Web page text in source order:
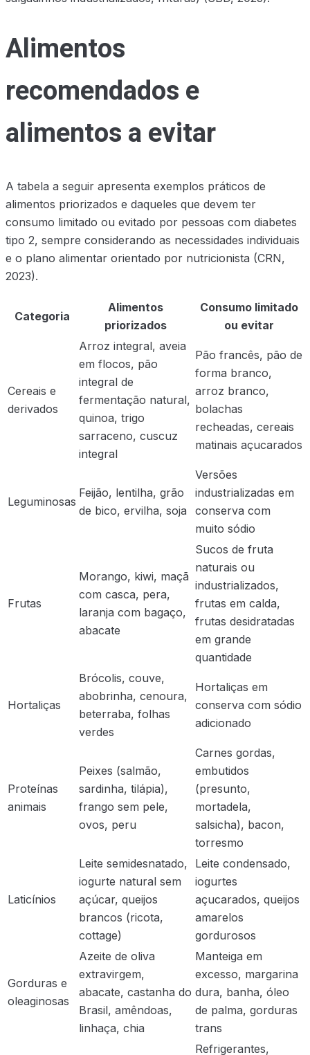
Alimentos
recomendados e
alimentos a evitar
A tabela a seguir apresenta exemplos práticos de
alimentos priorizados e daqueles que devem ter
consumo limitado ou evitado por pessoas com diabetes
tipo 2, sempre considerando as necessidades individuais
e o plano alimentar orientado por nutricionista (CRN,
2023).
Categoria
Alimentos
priorizados
Consumo limitado
ou evitar
Cereais e
derivados
Arroz integral, aveia
em flocos, pão
integral de
fermentação natural,
quinoa, trigo
sarraceno, cuscuz
integral
Pão francês, pão de
forma branco,
arroz branco,
bolachas
recheadas, cereais
matinais açucarados
Leguminosas
Feijão, lentilha, grão
de bico, ervilha, soja
Versões
industrializadas em
conserva com
muito sódio
Frutas
Morango, kiwi, maçã
com casca, pera,
laranja com bagaço,
abacate
Sucos de fruta
naturais ou
industrializados,
frutas em calda,
frutas desidratadas
em grande
quantidade
Hortaliças
Brócolis, couve,
abobrinha, cenoura,
beterraba, folhas
verdes
Hortaliças em
conserva com sódio
adicionado
Proteínas
animais
Peixes (salmão,
sardinha, tilápia),
frango sem pele,
ovos, peru
Carnes gordas,
embutidos
(presunto,
mortadela,
salsicha), bacon,
torresmo
Laticínios
Leite semidesnatado,
iogurte natural sem
açúcar, queijos
brancos (ricota,
cottage)
Leite condensado,
iogurtes
açucarados, queijos
amarelos
gordurosos
Gorduras e
oleaginosas
Azeite de oliva
extravirgem,
abacate, castanha do
Brasil, amêndoas,
linhaça, chia
Manteiga em
excesso, margarina
dura, banha, óleo
de palma, gorduras
trans
Refrigerantes,